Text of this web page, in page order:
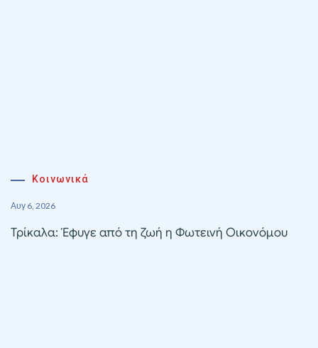
Κοινωνικά
Αυγ 6, 2026
Τρίκαλα: Έφυγε από τη ζωή η Φωτεινή Οικονόμου